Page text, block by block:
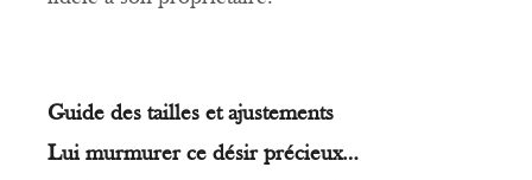
Guide des tailles et ajustements
Lui murmurer ce désir précieux…